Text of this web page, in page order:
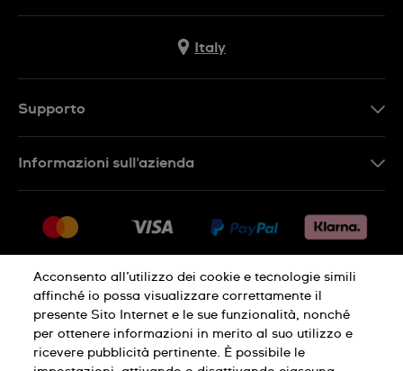
Italy
Supporto
Restituzione
Condizioni di vendita
Diritto di recesso
Informazioni sull'azienda
Lavora con noi
Informativa sulla privacy Cookies
Acconsento all’utilizzo dei cookie e tecnologie simili
affinché io possa visualizzare correttamente il
presente Sito Internet e le sue funzionalità, nonché
per ottenere informazioni in merito al suo utilizzo e
ricevere pubblicità pertinente. È possibile le